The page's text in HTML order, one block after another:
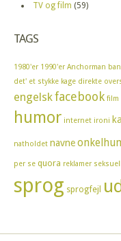
TV og film (59)
TAGS
1980'er 1990'er Anchorman
det' et stykke kage direkte
engelskfacebook film
humor internet ironi
natholdet navne
per se quora reklamer
sprog sprogfejl